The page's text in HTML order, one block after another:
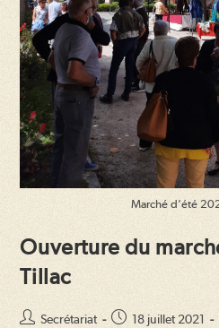
Marché d'été
Ouverture du
Tillac
Auteur/autrice
Secrétariat
Publication
18 juillet 2021